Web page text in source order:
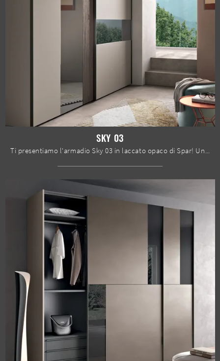
SKY 03
Ti presentiamo l'armadio Sky 03 in laccato opaco di Spar! Una ricca gamma di armadi a muro con ante scorrevoli.